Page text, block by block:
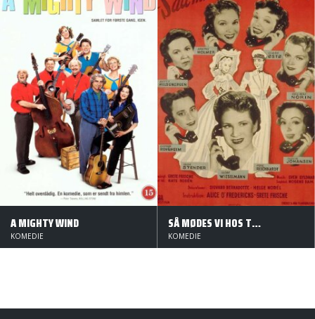
A MIGHTY WIND
KOMEDIE
SÅ MØDES VI HOS TOVE
KOMEDIE